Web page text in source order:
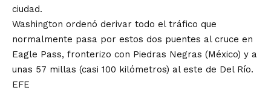
ciudad.
Washington ordenó derivar todo el tráfico que
normalmente pasa por estos dos puentes al cruce en
Eagle Pass, fronterizo con Piedras Negras (México) y a
unas 57 millas (casi 100 kilómetros) al este de Del Río.
EFE